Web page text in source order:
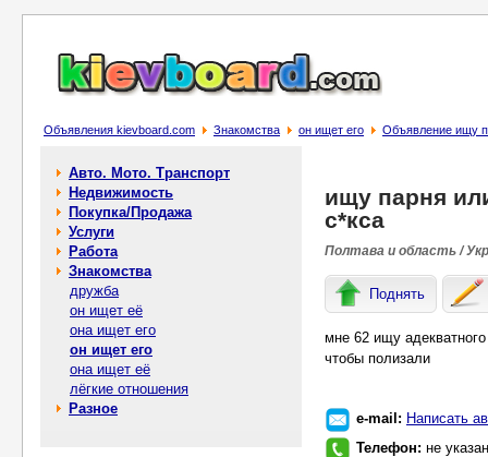
Объявления kievboard.com Знакомства он ищет его Объявление ищу
Авто. Мото. Транспорт
Недвижимость
Покупка/Продажа
Услуги
Работа
Знакомства
дружба
он ищет её
она ищет его
он ищет его
она ищет её
лёгкие отношения
Разное
ищу парня
с*кса
Полтава и область /
Поднять
мне 62 ищу
чтобы полизали
e-mail: Написать
Телефон: не указан